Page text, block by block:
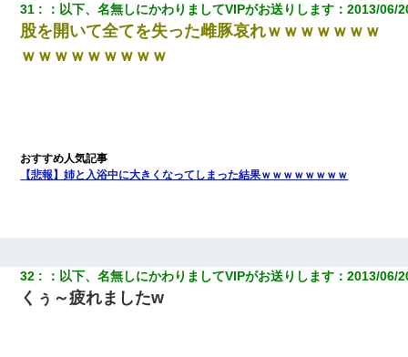
31 ： 以下、名無しにかわりましてVIPがお送りします ：2013/06/
股を開いて全てを失った雌豚哀れｗｗｗｗｗｗｗ
ｗｗｗｗｗｗｗｗｗ
【悲報】姉と入浴中に大きくなってしまった結果ｗｗｗｗｗｗｗｗ
32 ： 以下、名無しにかわりましてVIPがお送りします ：2013/06/
くぅ～疲れましたw